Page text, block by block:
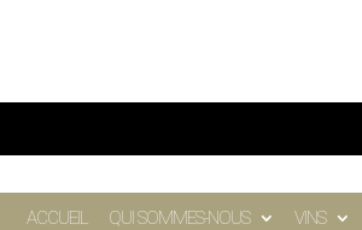
ACCUEIL QUI SOMMES-NOUS VINS